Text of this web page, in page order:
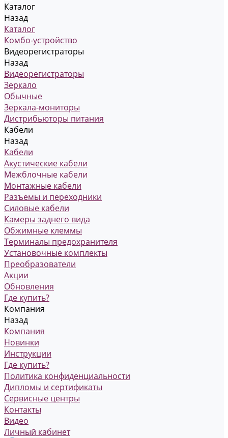
Каталог
Назад
Каталог
Комбо-устройство
Видеорегистраторы
Назад
Видеорегистраторы
Зеркало
Обычные
Зеркала-мониторы
Дистрибьюторы питания
Кабели
Назад
Кабели
Акустические кабели
Межблочные кабели
Монтажные кабели
Разъемы и переходники
Силовые кабели
Камеры заднего вида
Обжимные клеммы
Терминалы предохранителя
Установочные комплекты
Преобразователи
Акции
Обновления
Где купить?
Компания
Назад
Компания
Новинки
Инструкции
Где купить?
Политика конфиденциальности
Дипломы и сертификаты
Сервисные центры
Контакты
Видео
Личный кабинет